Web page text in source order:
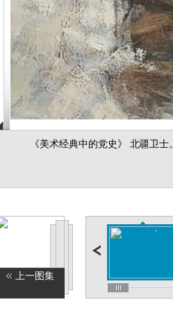
《美术经典中的党史》 北疆卫士
上一图集